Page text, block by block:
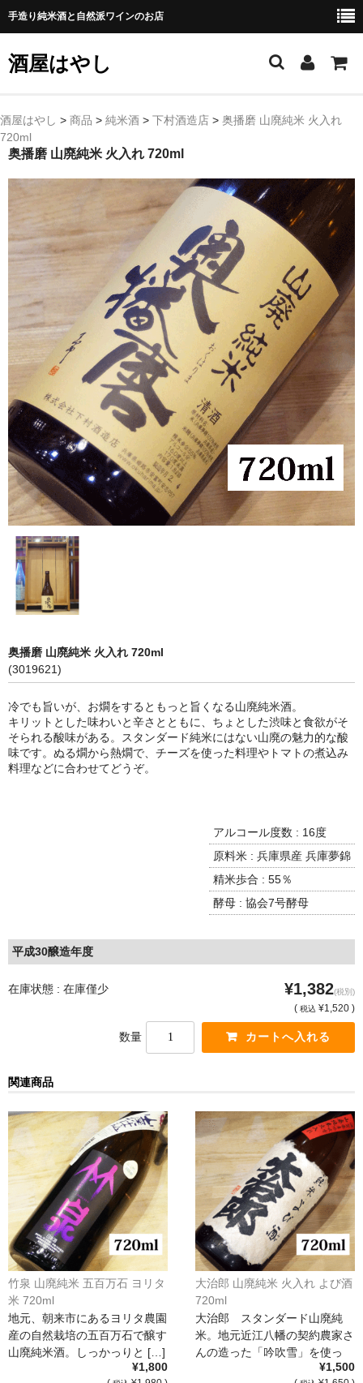
手造り純米酒と自然派ワインのお店
酒屋はやし
ホーム
商品カテゴリー
純 米 酒
よえもん 川村酒造店（岩手県花巻市）
田从･月下の舞 舞鶴酒造（秋田県横手市）
綿屋 金の井酒造（宮城県栗原市）
大七 大七酒造（福島県二本松市）
宗玄 宗玄酒造（石川県珠洲市）
神亀 神亀酒造（埼玉県蓮田市）
隆・丹沢山 川西屋酒造店（神奈川県足柄上郡）
長珍 長珍酒造（愛知県津島市）
天遊琳・伊勢の白酒 タカハシ酒造（三重県四日市市）
るみ子の酒・英・妙の華 森喜酒造（三重県伊賀市）
大治郎・喜量能 畑酒造（滋賀県東近江市）
秋鹿・奥鹿 秋鹿酒造（大阪府豊能郡能勢町）
竹泉 田治米（兵庫県朝来市）
諏訪泉 諏訪酒造（鳥取県八頭郡智頭町）
✚旭日 旭日酒造（島根県出雲市）
旭菊・綾花 旭菊酒造（福岡県久留米市）
Petitjean Pienne（ﾌﾟﾁｼﾞｬﾝ･ﾋﾟｴﾝﾇ）
Valerie Frison（ｳﾞｧﾚﾘｰ･ﾌﾘｿﾞﾝ）
France Bourgogone/ﾌﾗﾝｽ･ﾌﾞﾙｺﾞｰﾆｭ
Pattes Loup（ﾊﾟｯﾄ・ﾙｰ）
Marcel Lapierre（ﾏﾙｾﾙ・ﾗﾋﾟｴｰﾙ）
Philippe Jambon（ﾌｨﾘｯﾌﾟ･ｼﾞｬﾝﾎﾞﾝ）
Roblet Monnot（ﾛﾌﾞﾚ･ﾓﾉ）
France Cotes du Rhone /ﾌﾗﾝｽ･ｺｰﾄ･ﾃﾞｭ･ﾛｰﾇ
酒屋はやし > 商品 > 純米酒 > 下村酒造店 > 奥播磨 山廃純米 火入れ
720ml
奥播磨 山廃純米 火入れ 720ml
奥播磨 山廃純米 火入れ 720ml
(3019621)
冷でも旨いが、お燗をするともっと旨くなる山廃純米酒。
キリットとした味わいと辛さとともに、ちょとした渋味と食欲がそ
そられる酸味がある。スタンダード純米にはない山廃の魅力的な酸
味です。ぬる燗から熱燗で、チーズを使った料理やトマトの煮込み
料理などに合わせてどうぞ。
アルコール度数 : 16度
原料米 : 兵庫県産 兵庫夢錦
精米歩合 : 55％
酵母 : 協会7号酵母
平成30醸造年度
在庫状態 : 在庫僅少 ¥1,382(税別)
( 税込 ¥1,520 )
数量
関連商品
竹泉 山廃純米 五百万石 ヨリタ
米 720ml
地元、朝来市にあるヨリタ農園
産の自然栽培の五百万石で醸す
山廃純米酒。しっかっりと […]
¥1,800
大治郎 山廃純米 火入れ よび酒
720ml
大治郎 スタンダード山廃純
米。地元近江八幡の契約農家さ
んの造った「吟吹雪」を使っ
¥1,500